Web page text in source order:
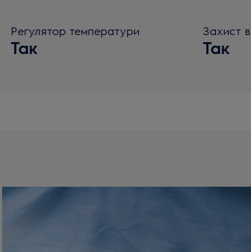
Регулятор температури
Так
Захист
Так